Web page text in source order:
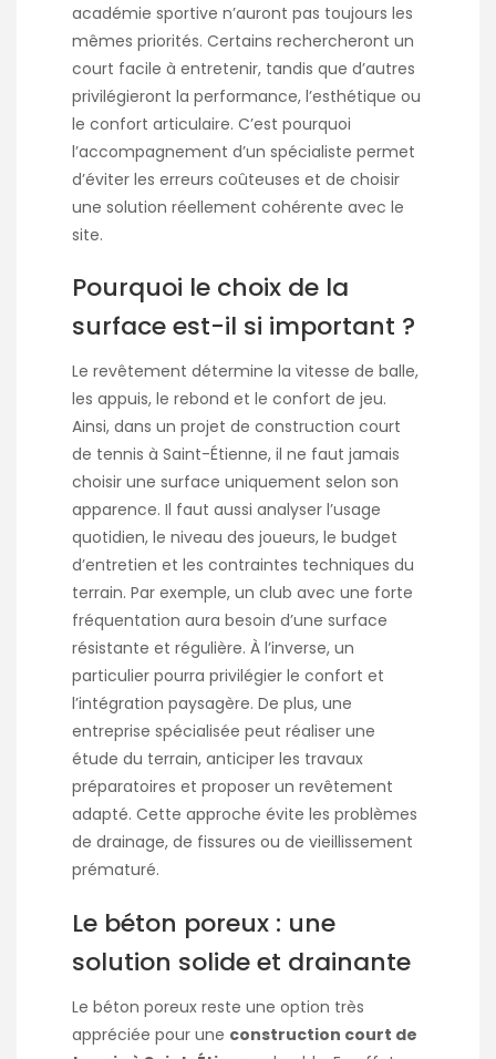
académie sportive n’auront pas toujours les
mêmes priorités. Certains rechercheront un
court facile à entretenir, tandis que d’autres
privilégieront la performance, l’esthétique ou
le confort articulaire. C’est pourquoi
l’accompagnement d’un spécialiste permet
d’éviter les erreurs coûteuses et de choisir
une solution réellement cohérente avec le
site.
Pourquoi le choix de la
surface est-il si important ?
Le revêtement détermine la vitesse de balle,
les appuis, le rebond et le confort de jeu.
Ainsi, dans un projet de construction court
de tennis à Saint-Étienne, il ne faut jamais
choisir une surface uniquement selon son
apparence. Il faut aussi analyser l’usage
quotidien, le niveau des joueurs, le budget
d’entretien et les contraintes techniques du
terrain. Par exemple, un club avec une forte
fréquentation aura besoin d’une surface
résistante et régulière. À l’inverse, un
particulier pourra privilégier le confort et
l’intégration paysagère. De plus, une
entreprise spécialisée peut réaliser une
étude du terrain, anticiper les travaux
préparatoires et proposer un revêtement
adapté. Cette approche évite les problèmes
de drainage, de fissures ou de vieillissement
prématuré.
Le béton poreux : une
solution solide et drainante
Le béton poreux reste une option très
appréciée pour une construction court de